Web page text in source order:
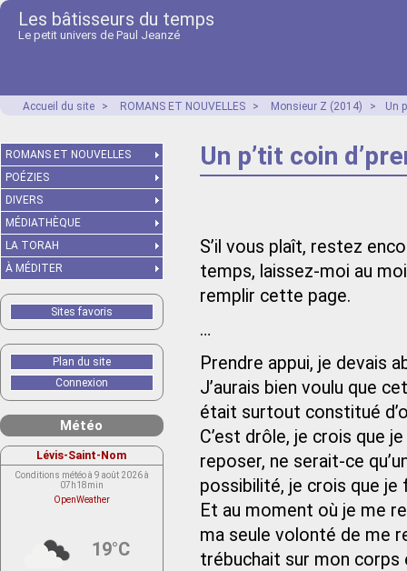
Les bâtisseurs du temps
Le petit univers de Paul Jeanzé
Accueil du site > ROMANS ET NOUVELLES > Monsieur Z (2014) > Un
Un p’tit coin
S’il vous plaît, restez
temps, laissez‑moi au
remplir cette page.
…
Prendre appui, je devais
J’aurais bien voulu que
était surtout constitué
C’est drôle, je crois que je
reposer, ne serait-ce
possibilité, je crois que
Et au moment où je me
ma seule volonté de me
trébuchait sur mon corps
ROMANS ET NOUVELLES
POÉZIES
DIVERS
MÉDIATHÈQUE
LA TORAH
À MÉDITER
Sites favoris
Plan du site
Connexion
Météo
Lévis-Saint-Nom
Conditions météo à 9 août 2026 à
07h18min
OpenWeather
19°C